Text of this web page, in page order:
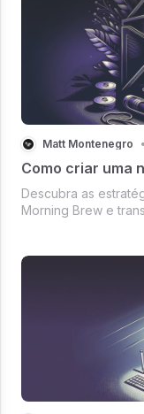
Matt Montenegro •
Como criar uma
Descubra as
Morning Brew e